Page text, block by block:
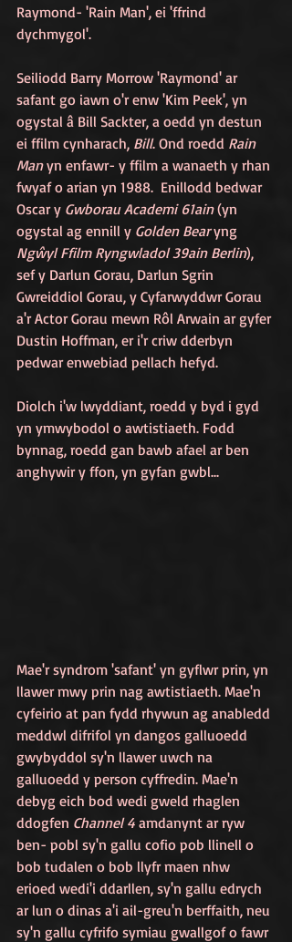
Raymond- 'Rain Man', ei 'ffrind
dychmygol'.
Seiliodd Barry Morrow 'Raymond' ar
safant go iawn o'r enw 'Kim Peek', yn
ogystal â Bill Sackter, a oedd yn destun
ei ffilm cynharach, Bill. Ond roedd Rain
Man yn enfawr- y ffilm a wanaeth y rhan
fwyaf o arian yn 1988.  Enillodd bedwar
Oscar y Gwborau Academi 61ain (yn
ogystal ag ennill y Golden Bear yng
Ngŵyl Ffilm Ryngwladol 39ain Berlin),
sef y Darlun Gorau, Darlun Sgrin
Gwreiddiol Gorau, y Cyfarwyddwr Gorau
a'r Actor Gorau mewn Rôl Arwain ar gyfer
Dustin Hoffman, er i'r criw dderbyn
pedwar enwebiad pellach hefyd.
Diolch i'w lwyddiant, roedd y byd i gyd
yn ymwybodol o awtistiaeth. Fodd
bynnag, roedd gan bawb afael ar ben
anghywir y ffon, yn gyfan gwbl...
Mae'r syndrom 'safant' yn gyflwr prin, yn
llawer mwy prin nag awtistiaeth. Mae'n
cyfeirio at pan fydd rhywun ag anabledd
meddwl difrifol yn dangos galluoedd
gwybyddol sy'n llawer uwch na
galluoedd y person cyffredin. Mae'n
debyg eich bod wedi gweld rhaglen
ddogfen Channel 4 amdanynt ar ryw
ben- pobl sy'n gallu cofio pob llinell o
bob tudalen o bob llyfr maen nhw
erioed wedi'i ddarllen, sy'n gallu edrych
ar lun o dinas a'i ail-greu'n berffaith, neu
sy'n gallu cyfrifo symiau gwallgof o fawr